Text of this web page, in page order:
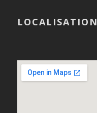
LOCALISATION